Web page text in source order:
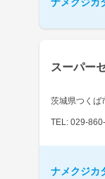
スーパー
茨城県つくば
TEL: 029-
ナメクジカ